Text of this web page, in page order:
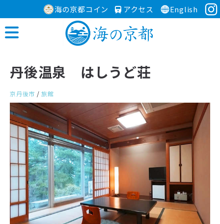
海の京都コイン アクセス English
丹後温泉 はしうど荘
京丹後市 /旅館